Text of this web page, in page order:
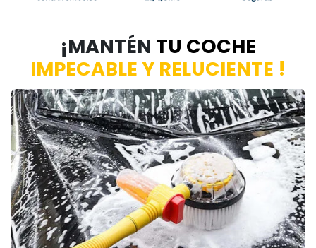
¡MANTÉN TU COCHE
IMPECABLE Y RELUCIENTE !